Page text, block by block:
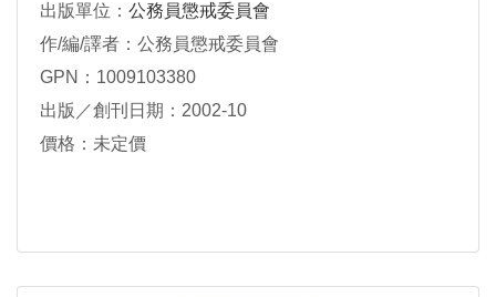
出版單位： 公務員懲戒委員會
作/編/譯者：公務員懲戒委員會
GPN：1009103380
出版／創刊日期：2002-10
價格：未定價